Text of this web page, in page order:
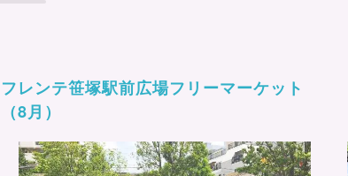
フレンテ笹塚駅前広場フリーマーケット
（8月）